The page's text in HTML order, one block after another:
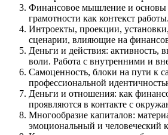
Финансовое мышление и основы
грамотности как контекст работы.
Интроекты, проекции,
сценарии, влияющие на
Деньги и действия: активность,
воли. Работа с внутренними и
Самоценность, блоки на пути к
профессиональной
Деньги и отношения: как
проявляются в контакте с
Многообразие капиталов:
эмоциональный и человеческий